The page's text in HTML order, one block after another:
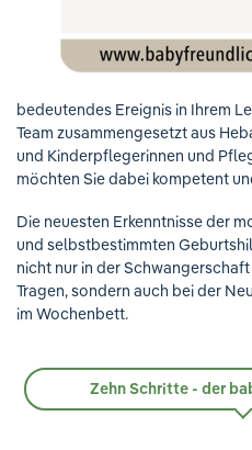
bedeutendes Ereignis in Ihrem
Team zusammengesetzt aus
und Kinderpflegerinnen und
möchten Sie dabei kompetent
Die neuesten Erkenntnisse der
und selbstbestimmten
nicht nur in der
Tragen, sondern auch bei der
im Wochenbett.
Zehn Schritte - der